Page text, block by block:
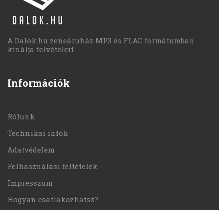
A Dalok.hu zeneáruház MP3 és FLAC formátumban
kínálja felvételeit.
Információk
Rólunk
Technikai infók
Adatvédelem
Felhasználási feltételek
Impresszum
Hogyan csatlakozhatsz?